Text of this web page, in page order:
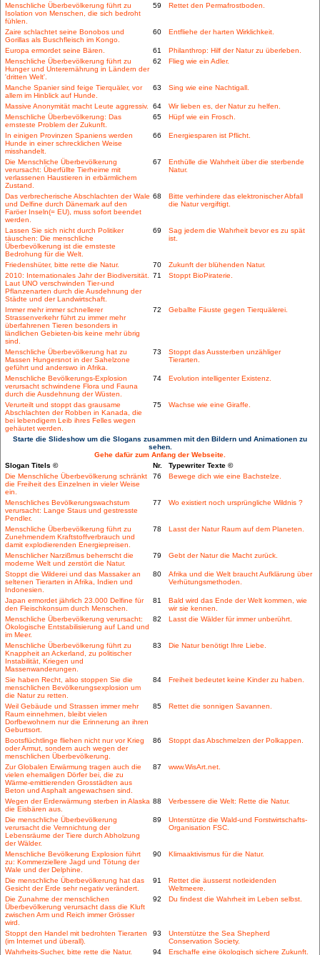
Menschliche Überbevölkerung führt zu
Isolation von Menschen, die sich bedroht
fühlen.
59 Rettet den Permafrostboden.
Zaire schlachtet seine Bonobos und
Gorillas als Buschfleisch im Kongo.
60 Entfliehe der harten Wirklichkeit.
Europa ermordet seine Bären. 61
Philanthrop: Hilf der Natur zu überleben.
Menschliche Überbevölkerung führt zu
Hunger und Unterernährung in Ländern der
'dritten Welt'.
62 Flieg wie ein Adler.
Manche Spanier sind feige Tierquäler, vor
allem im Hinblick auf Hunde.
63 Sing wie eine Nachtigall.
Massive Anonymität macht Leute aggressiv. 64
Wir lieben es, der Natur zu helfen.
Menschliche Überbevölkerung: Das
ernsteste Problem der Zukunft.
65 Hüpf wie ein Frosch.
In einigen Provinzen Spaniens werden
Hunde in einer schrecklichen Weise
misshandelt.
66 Energiesparen ist Pflicht.
Die Menschliche Überbevölkerung
verursacht: Überfüllte Tierheime mit
verlassenen Haustieren in erbärmlichem
Zustand.
67
Enthülle die Wahrheit über die sterbende
Natur.
Das verbrecherische Abschlachten der Wale
und Delfine durch Dänemark auf den
Faröer Inseln(= EU), muss sofort beendet
werden.
68
Bitte verhindere das elektronischer Abfall
die Natur vergiftigt.
Lassen Sie sich nicht durch Politiker
täuschen: Die menschliche
Überbevölkerung ist die ernsteste
Bedrohung für die Welt.
69
Sag jedem die Wahrheit bevor es zu spät
ist.
Friedenshüter, bitte rette die Natur. 70
Zukunft der blühenden Natur.
2010: Internationales Jahr der Biodiversität.
Laut UNO verschwinden Tier-und
Pflanzenarten durch die Ausdehnung der
Städte und der Landwirtschaft.
71 Stoppt BioPiraterie.
Immer mehr immer schnellerer
Strassenverkehr führt zu immer mehr
überfahrenen Tieren besonders in
ländlichen Gebieten-bis keine mehr übrig
sind.
72 Geballte Fäuste gegen Tierquälerei.
Menschliche Überbevölkerung hat zu
Massen Hungersnot in der Sahelzone
geführt und anderswo in Afrika.
73
Stoppt das Aussterben unzähliger
Tierarten.
Menschliche Bevölkerungs-Explosion
verursacht schwindene Flora und Fauna
durch die Ausdehnung der Wüsten.
74 Evolution intelligenter Existenz.
Verurteilt und stoppt das grausame
Abschlachten der Robben in Kanada, die
bei lebendigem Leib ihres Felles wegen
gehäutet werden.
75 Wachse wie eine Giraffe.
Starte die Slideshow um die Slogans zusammen mit den Bildern und Animationen zu
sehen.
Gehe dafür zum Anfang der Webseite.
Slogan Titels ©
Nr.
Typewriter Texte ©
Die Menschliche Überbevölkerung schränkt
die Freiheit des Einzelnen in vieler Weise
ein.
76 Bewege dich wie eine Bachstelze.
Menschliches Bevölkerungswachstum
verursacht: Lange Staus und gestresste
Pendler.
77 Wo existiert noch ursprüngliche Wildnis ?
Menschliche Überbevölkerung führt zu
Zunehmendem Kraftstoffverbrauch und
damit explodierenden Energiepreisen.
78 Lasst der Natur Raum auf dem Planeten.
Menschlicher Narzißmus beherrscht die
moderne Welt und zerstört die Natur.
79 Gebt der Natur die Macht zurück.
Stoppt die Wilderei und das Massaker an
seltenen Tierarten in Afrika, Indien und
Indonesien.
80
Afrika und die Welt braucht Aufklärung über
Verhütungsmethoden.
Japan ermordet jährlich 23.000 Delfine für
den Fleischkonsum durch Menschen.
81
Bald wird das Ende der Welt kommen, wie
wir sie kennen.
Menschliche Überbevölkerung verursacht:
Ökologische Entstabilisierung auf Land und
im Meer.
82 Lasst die Wälder für immer unberührt.
Menschliche Überbevölkerung führt zu
Knappheit an Ackerland, zu politischer
Instabilität, Kriegen und
Massenwanderungen.
83 Die Natur benötigt Ihre Liebe.
Sie haben Recht, also stoppen Sie die
menschlichen Bevölkerungsexplosion um
die Natur zu retten.
84 Freiheit bedeutet keine Kinder zu haben.
Weil Gebäude und Strassen immer mehr
Raum einnehmen, bleibt vielen
Dorfbewohnern nur die Erinnerung an ihren
Geburtsort.
85 Rettet die sonnigen Savannen.
Bootsflüchtlinge fliehen nicht nur vor Krieg
oder Armut, sondern auch wegen der
menschlichen Überbevölkerung.
86 Stoppt das Abschmelzen der Polkappen.
Zur Globalen Erwärmung tragen auch die
vielen ehemaligen Dörfer bei, die zu
Wärme-emittierenden Grosstädten aus
Beton und Asphalt angewachsen sind.
87 www.WisArt.net.
Wegen der Erderwärmung sterben in Alaska
die Eisbären aus.
88 Verbessere die Welt: Rette die Natur.
Die menschliche Überbevölkerung
verursacht die Vernnichtung der
Lebensräume der Tiere durch Abholzung
der Wälder.
89
Unterstütze die Wald-und Forstwirtschafts-
Organisation FSC.
Menschliche Bevölkerung Explosion führt
zu: Kommerziellere Jagd und Tötung der
Wale und der Delphine.
90 Klimaaktivismus für die Natur.
Die menschliche Überbevölkerung hat das
Gesicht der Erde sehr negativ verändert.
91
Rettet die äusserst notleidenden
Weltmeere.
Die Zunahme der menschlichen
Überbevölkerung verursacht dass die Kluft
zwischen Arm und Reich immer Grösser
wird.
92 Du findest die Wahrheit im Leben selbst.
Stoppt den Handel mit bedrohten Tierarten
(im Internet und überall).
93
Unterstütze the Sea Shepherd
Conservation Society.
Wahrheits-Sucher, bitte rette die Natur.
94
Erschaffe eine ökologisch sichere Zukunft.